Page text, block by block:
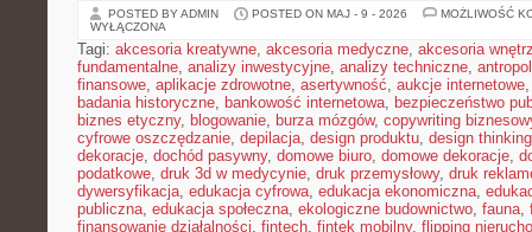
POSTED BY ADMIN POSTED ON MAJ - 9 - 2026
MOŻLIWOŚĆ
WYŁĄCZONA
Tagi: akcesoria kreatywne, akcesoria medyczne, akcesoria
fundamentalne, analizy inwestycyjne, analizy techniczne,
finansowe, aplikacje zdrowotne, asertywność, aukcje internetowe
badania historyczne, bankowość internetowa, bezpieczeństwo
biznes etyczny, blogowanie, burza mózgów, copywriting
cyfrowe oszczędzanie, depilacja, design produktu, design thinking
dekoracje, dochód pasywny, domowe biuro, domowe dekoracje,
podatkowe, druk 3d w medycynie, druk przemysłowy, druk
dywersyfikacja, edukacja cyfrowa, edukacja ekonomiczna,
publiczna, edukacja społeczna, ekologiczne budownictwo, fauna,
finansowanie działalności, fintech, fintek mobilny, flipping